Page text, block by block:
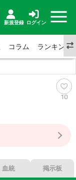
新規登録 ログイン
コラム ランキング
10
4-1-0-6
45%
45%
血統 掲示板